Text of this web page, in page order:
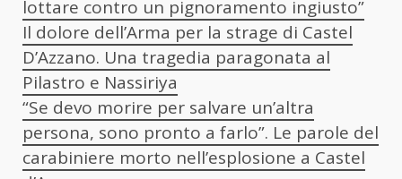
lottare contro un pignoramento ingiusto”
Il dolore dell’Arma per la strage di Castel
D’Azzano. Una tragedia paragonata al
Pilastro e Nassiriya
“Se devo morire per salvare un’altra
persona, sono pronto a farlo”. Le parole del
carabiniere morto nell’esplosione a Castel